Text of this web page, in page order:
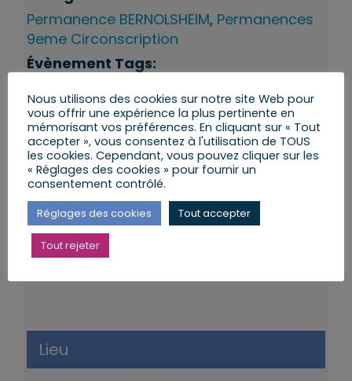
Permanence BERNOLSHEIM, Permanences
9eme Circonscription
Évènement Tags:
Lieu
Nous utilisons des cookies sur notre site Web pour
vous offrir une expérience la plus pertinente en
mémorisant vos préférences. En cliquant sur « Tout
accepter », vous consentez à l'utilisation de TOUS
les cookies. Cependant, vous pouvez cliquer sur les
« Réglages des cookies » pour fournir un
consentement contrôlé.
Réglages des cookies Tout accepter
Tout rejeter